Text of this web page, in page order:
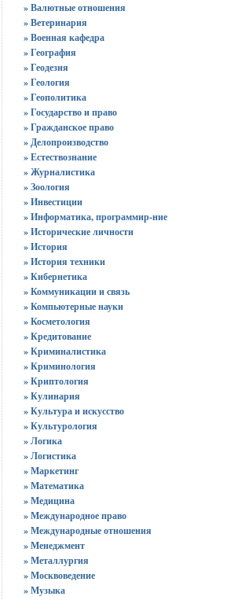
» Валютные отношения
» Ветеринария
» Военная кафедра
» География
» Геодезия
» Геология
» Геополитика
» Государство и право
» Гражданское право
» Делопроизводство
» Естествознание
» Журналистика
» Зоология
» Инвестиции
» Информатика, программир-ние
» Исторические личности
» История
» История техники
» Кибернетика
» Коммуникации и связь
» Компьютерные науки
» Косметология
» Кредитование
» Криминалистика
» Криминология
» Криптология
» Кулинария
» Культура и искусство
» Культурология
» Логика
» Логистика
» Маркетинг
» Математика
» Медицина
» Международное право
» Международные отношения
» Менеджмент
» Металлургия
» Москвоведение
» Музыка